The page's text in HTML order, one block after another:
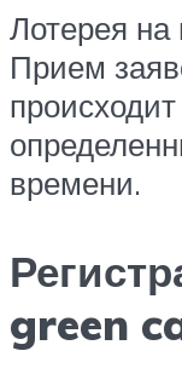
Лотерея на
Прием
времени.
green